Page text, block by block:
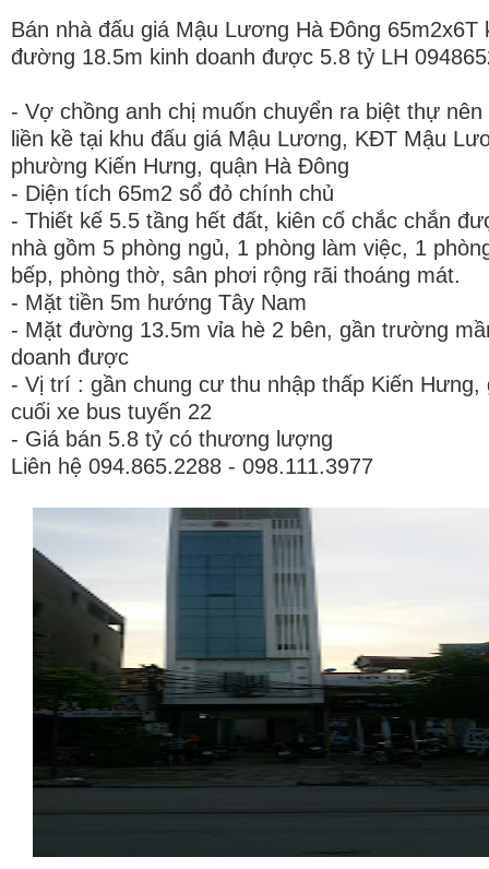
Bán nhà đấu giá Mậu Lương Hà Đông 65m2x6T
đường 18.5m kinh doanh được 5.8 tỷ LH
- Vợ chồng anh chị muốn chuyển ra biệt thự nên
liền kề tại khu đấu giá Mậu Lương, KĐT Mậu
phường Kiến Hưng, quận Hà Đông
- Diện tích 65m2 sổ đỏ chính chủ
- Thiết kế 5.5 tầng hết đất, kiên cố chắc chắn
nhà gồm 5 phòng ngủ, 1 phòng làm việc, 1
bếp, phòng thờ, sân phơi rộng rãi thoáng mát.
- Mặt tiền 5m hướng Tây Nam
- Mặt đường 13.5m vỉa hè 2 bên, gần trường
doanh được
- Vị trí : gần chung cư thu nhập thấp Kiến Hưng,
cuối xe bus tuyến 22
- Giá bán 5.8 tỷ có thương lượng
Liên hệ 094.865.2288 - 098.111.3977